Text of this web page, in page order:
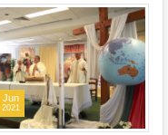
Jun
2021